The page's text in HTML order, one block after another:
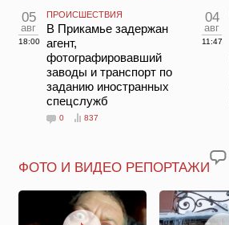
05
авг
18:00
ПРОИСШЕСТВИЯ
В Прикамье задержан
агент,
фотографировавший
заводы и транспорт по
заданию иностранных
спецслужб
0 837
04
авг
11:47
ФОТО И ВИДЕО РЕПОРТАЖИ